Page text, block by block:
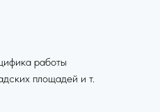
работы
площадей и т.